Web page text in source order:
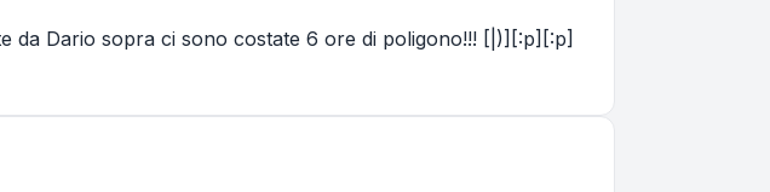
da Dario sopra ci sono costate 6 ore di poligono!!! [|)][:p][:p]